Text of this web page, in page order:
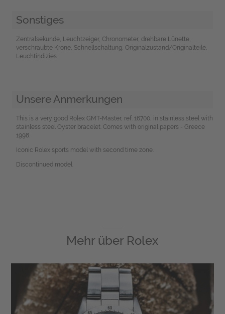
Sonstiges
Zentralsekunde, Leuchtzeiger, Chronometer, drehbare Lünette,
verschraubte Krone, Schnellschaltung, Originalzustand/Originalteile,
Leuchtindizies
Unsere Anmerkungen
This is a very good Rolex GMT-Master, ref. 16700, in stainless steel with
stainless steel Oyster bracelet. Comes with original papers - Greece
1998.
Iconic Rolex sports model with second time zone.
Discontinued model.
Mehr über Rolex